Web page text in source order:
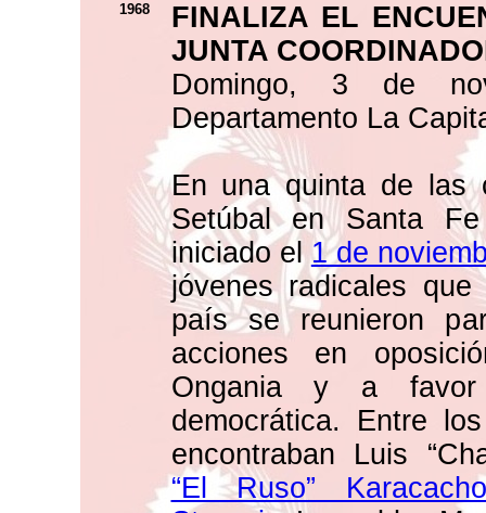
1968
FINALIZA EL
JUNTA
Domingo, 3 de
Departamento La
En una quinta de las
Setúbal en Santa
iniciado el1 de
jóvenes radicales
país se reunieron
acciones en
Ongania y a
democrática. Entre
encontraban Luis
“El Ruso”